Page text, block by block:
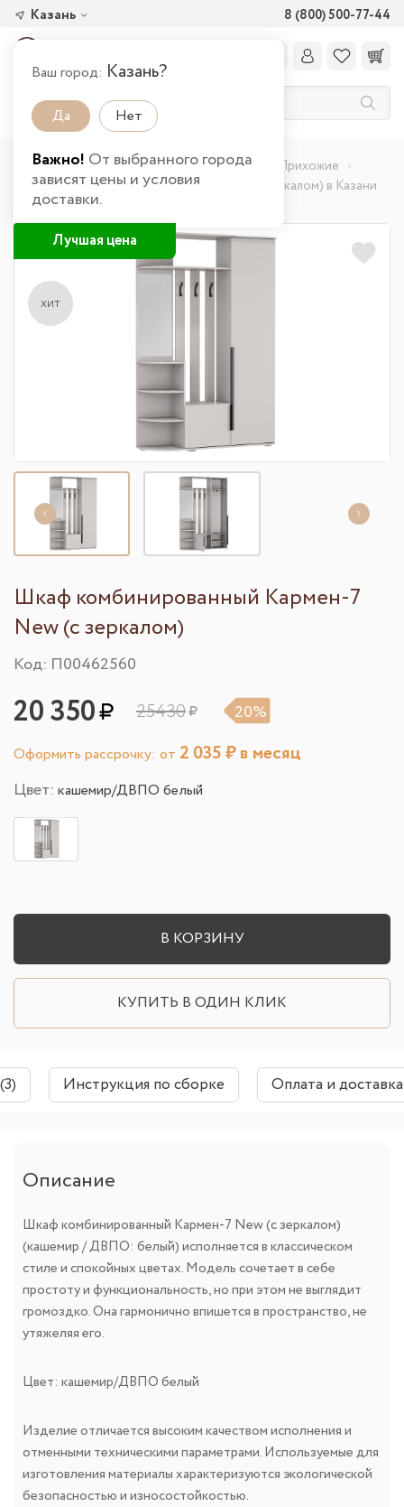
8 (800) 500-77-44
Казань
Ваш город: Казань?
Да Нет
Важно! От выбранного города
зависят цены и условия
доставки.
Главная Каталог товаров Прихожая
Прихожие
Шкаф комбинированный Кармен-7 New (с зеркалом) в Казани
Лучшая цена
хит
Шкаф комбинированный Кармен-7
New (с зеркалом)
Код: П00462560
20 350 25430 20%
Оформить рассрочку: от 2 035₽ в месяц
Цвет: кашемир/ДВПО белый
В КОРЗИНУ
КУПИТЬ В ОДИН КЛИК
Инструкция по сборке Оплата и доставка
Описание
Шкаф комбинированный Кармен-7 New (с зеркалом)
(кашемир / ДВПО: белый) исполняется в классическом
стиле и спокойных цветах. Модель сочетает в себе
простоту и функциональность, но при этом не выглядит
громоздко. Она гармонично впишется в пространство, не
утяжеляя его.
Цвет: кашемир/ДВПО белый
Изделие отличается высоким качеством исполнения и
отменными техническими параметрами. Используемые для
изготовления материалы характеризуются экологической
безопасностью и износостойкостью.